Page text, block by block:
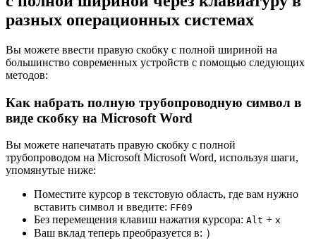
разных операционных системах
Вы можете ввести правую скобку с полной шириной на
большинство современных устройств с помощью следующих
методов:
Как набрать полную трубопроводную символ в
виде скобку на Microsoft Word
Вы можете напечатать правую скобку с полной
трубопроводом на Microsoft Microsoft Word, используя шаги,
упомянутые ниже:
Поместите курсор в текстовую область, где вам нужно
вставить символ и введите: FF09
Без перемещения клавиш нажатия курсора: Alt + x
Ваш вклад теперь преобразуется в: ）